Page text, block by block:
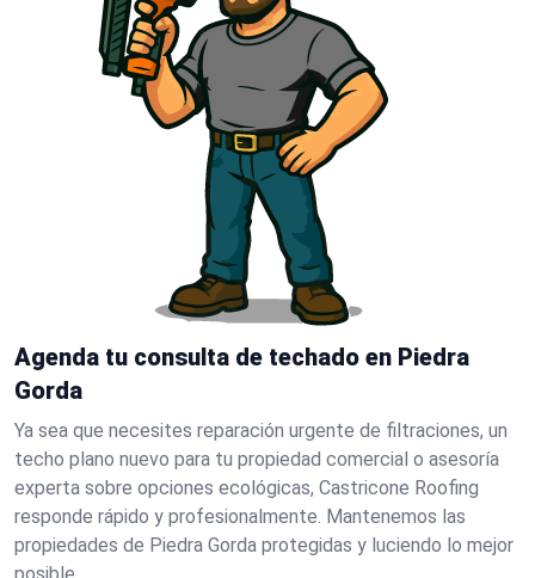
Agenda tu consulta de techado en Piedra
Gorda
Ya sea que necesites reparación urgente de filtraciones, un
techo plano nuevo para tu propiedad comercial o asesoría
experta sobre opciones ecológicas, Castricone Roofing
responde rápido y profesionalmente. Mantenemos las
propiedades de Piedra Gorda protegidas y luciendo lo mejor